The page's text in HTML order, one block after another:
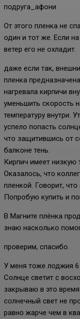
подруга_афони
От этого пленка не
один и тот же. Если
ветер его не охладит.
даже если так,
пленка
нагревала кирпичи
уменьшить скорость
температуру внутри.
успело попасть
что защитившись от
балконе тень.
Кирпич имеет низкую
Оказалось, что
пленкой. Говорит,
Попробую купить и
В Магните плёнка
знаю насколько
проверим, спасибо.
У меня тоже лоджия
Солнце светит с
закрываю в это
солнечный свет не
равно жарче чем в